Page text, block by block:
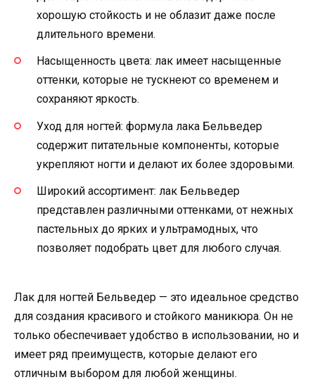
хорошую стойкость и не облазит даже после
длительного времени.
Насыщенность цвета: лак имеет насыщенные
оттенки, которые не тускнеют со временем и
сохраняют яркость.
Уход для ногтей: формула лака Бельведер
содержит питательные компоненты, которые
укрепляют ногти и делают их более здоровыми.
Широкий ассортимент: лак Бельведер
представлен различными оттенками, от нежных
пастельных до ярких и ультрамодных, что
позволяет подобрать цвет для любого случая.
Лак для ногтей Бельведер — это идеальное средство
для создания красивого и стойкого маникюра. Он не
только обеспечивает удобство в использовании, но и
имеет ряд преимуществ, которые делают его
отличным выбором для любой женщины.